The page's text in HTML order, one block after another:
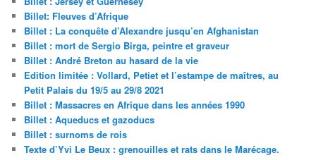
Billet: Fleuves d’Afrique
Billet : La conquête d’Alexandre jusqu’en Afghanistan
Billet : mort de Sergio Birga, peintre et graveur
Billet : André Breton au hasard de la vie
Edition limitée : Vollard, Petiet et l’estampe de maîtres, au
Petit Palais du 19/5 au 29/8 2021
Billet : Massacres en Afrique dans les années 1990
Billet : Aqueducs et gazoducs
Billet : surnoms de rois
Texte d’Yvi Le Beux : grenouilles et rats dans le Marécage.